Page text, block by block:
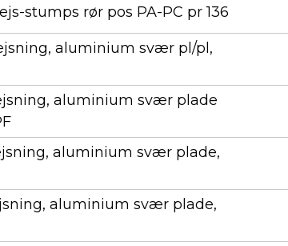
stumps rør pos PA-PC pr 136
aluminium svær pl/pl,
aluminium svær plade
aluminium svær plade,
aluminium svær plade,